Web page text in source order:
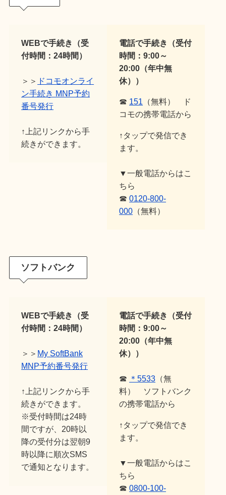
WEBで手続き（受
付時間：24時間）
＞＞ ドコモオンライ
ン手続き MNP予約
番号発行
↑上記リンクから手
続きができます。
電話で手続き（受付
時間：9:00～
20:00（年中無
休））
☎ 151 （無料） ド
コモの携帯電話から
↑タップで発信でき
ます。
▼一般電話からはこ
ちら
☎0120-800-
000 （無料）
ソフトバンク
WEBで手続き（受
付時間：24時間）
＞＞ My SoftBank
MNP予約番号発行
↑上記リンクから手
続きができます。
※受付時間は24時
間ですが、20時以
降の受付分は翌朝9
時以降に順次SMS
で通知となります。
電話で手続き（受付
時間：9:00～
20:00（年中無
休））
☎ ＊5533 （無
料） ソフトバンク
の携帯電話から
↑タップで発信でき
ます。
▼一般電話からはこ
ちら
☎0800-100-